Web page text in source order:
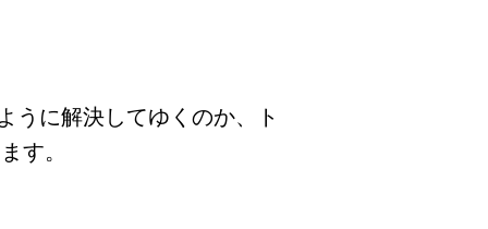
うに解決してゆくのか、ト
す。